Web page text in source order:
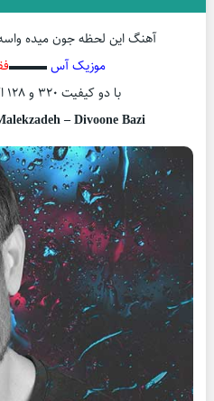
آهنگ این لحظه جون میده
موزیک آس▬▬▬
با دو کیفیت ۳۲۰ و ۱۲۸ اکنون در موزیک آس
– Divoone Bazi